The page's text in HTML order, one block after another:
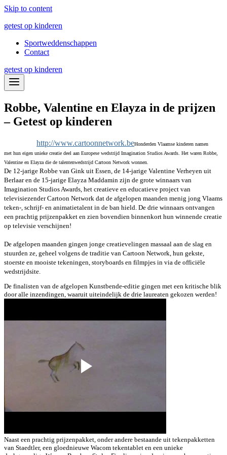
Skip to content
getest op kinderen
Sportweddenschappen
Contact
getest op kinderen
Robbe, Valentine en Elayza in de prijzen
– Getest op kinderen
http://www.cartoonnetwork.beHonderden Vlaamse kinderen namen
met hun eigen unieke creatie deel aan Europese wedstrijd Imagination Studios Awards. Het waren Robbe,
Valentine en Elayza die de talentenwedstrijd Cartoon Network wonnen.
De 12-jarige Robbe van Gink uit Essen, de 14-jarige Valentine Verheyen uit
Berlaar en de 15-jarige Elayza Maddamin zijn de grote winnaars van
Imagination Studios Awards, het creatieve en educatieve project van
televisiezender Cartoon Network dat de afgelopen maanden menig jong Vlaams
teken-, schrijf- en animatietalent in de ban hield. De drie winnaars ontvangen
een prachtig prijzenpakket en zien bovendien binnenkort hun winnende creatie
op televisie verschijnen!
De afgelopen maanden gingen jonge creatievelingen massaal aan de slag en
stuurden ze, geheel volgens de traditie van Cartoon Network, hun gekste,
stoerste en mooiste tekeningen, storyboards en filmpjes in via de officiële
wedstrijdsite.
De finalisten van de afgelopen Kunstbende-editie gingen met een kritische blik
door alle inzendingen, waaruit uiteindelijk de drie laureaten gekozen werden!
Naast een prachtig prijzenpakket, onder andere bestaande uit tekenpakketten
van Staedtler, een gloednieuwe Wacom tekentablet en een unieke